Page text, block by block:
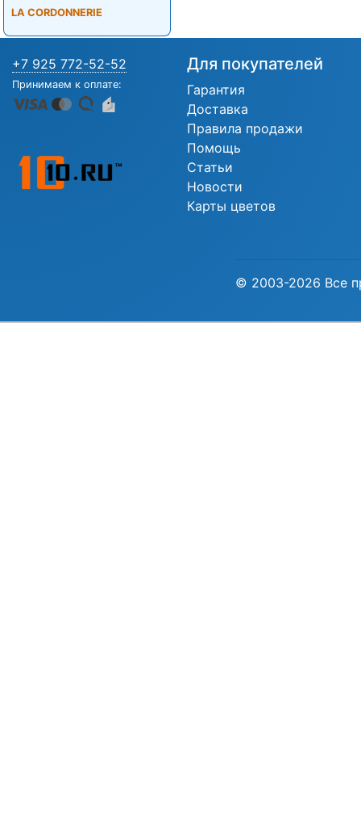
LA CORDONNERIE
+7 925 772-52-52
Принимаем к оплате:
Для покупателей
Гарантия
Доставка
Правила продажи
Помощь
Статьи
Новости
Карты цветов
© 2003-2026 Все